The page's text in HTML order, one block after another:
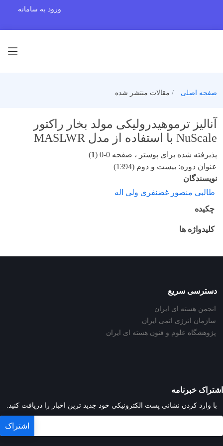
ورود به سامانه
صفحه اصلی مقالات منتشر شده
آنالیز ترموهیدرولیکی مولد بخار راکتور
NuScale با استفاده از مدل MASLWR
پذیرفته شده برای پوستر ، صفحه 0-0 ( 1
)
عنوان دوره: بیست و دوم (1394)
نویسندگان
طالبی منصور غضنفری ولی اله
چکیده
کلیدواژه ها
دسترسی سریع
انجمن هسته ای ایران
سازمان انرژی اتمی ایران
پژوهشگاه علوم و فنون هسته ای ایران
اشتراک خبرنامه
با وارد کردن نشانی پست الکترونیکی خود جدید ترین اخبار را دریافت کنید.